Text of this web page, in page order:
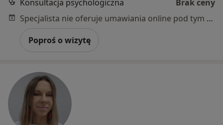
Konsultacja psychologiczna
Brak ceny
Specjalista nie oferuje umawiania online pod tym adresem.
Poproś o wizytę